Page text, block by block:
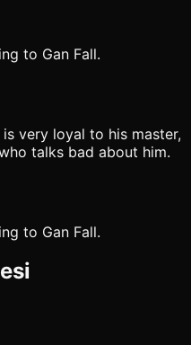
to Gan Fall.
very loyal to his master,
talks bad about him.
to Gan Fall.